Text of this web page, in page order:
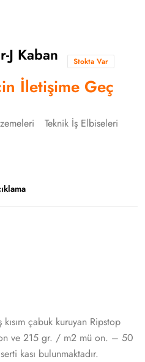
J Kaban Stokta Var
İletişime Geç
Teknik İş Elbiseleri
çabuk kuruyan Ripstop
ve 215 gr. / m2 mü on. – 50
kası bulunmaktadır.